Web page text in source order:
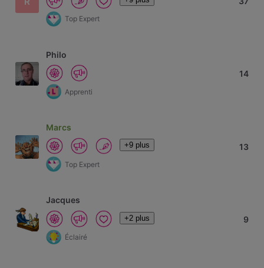
Top Expert
Philo
Apprenti
14
Marcs
+9 plus
Top Expert
13
Jacques
+2 plus
Éclairé
9